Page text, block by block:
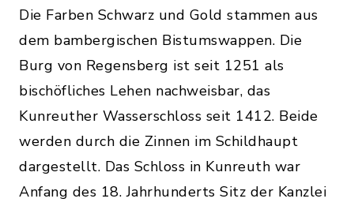
Die Farben Schwarz und Gold stammen aus
dem bambergischen Bistumswappen. Die
Burg von Regensberg ist seit 1251 als
bischöfliches Lehen nachweisbar, das
Kunreuther Wasserschloss seit 1412. Beide
werden durch die Zinnen im Schildhaupt
dargestellt. Das Schloss in Kunreuth war
Anfang des 18. Jahrhunderts Sitz der Kanzlei